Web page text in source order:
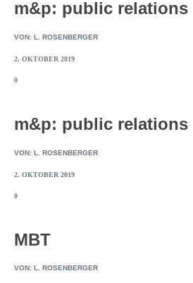
m&p: public relations
VON: L. ROSENBERGER
2. OKTOBER 2019
0
m&p: public relations
VON: L. ROSENBERGER
2. OKTOBER 2019
0
MBT
VON: L. ROSENBERGER